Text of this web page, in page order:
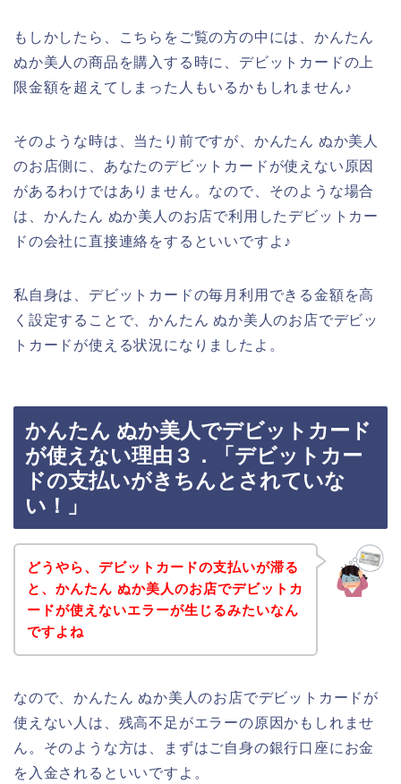
もしかしたら、こちらをご覧の方の中には、かんたん
ぬか美人の商品を購入する時に、デビットカードの上
限金額を超えてしまった人もいるかもしれません♪
そのような時は、当たり前ですが、かんたん ぬか美人
のお店側に、あなたのデビットカードが使えない原因
があるわけではありません。なので、そのような場合
は、かんたん ぬか美人のお店で利用したデビットカー
ドの会社に直接連絡をするといいですよ♪
私自身は、デビットカードの毎月利用できる金額を高
く設定することで、かんたん ぬか美人のお店でデビッ
トカードが使える状況になりましたよ。
かんたん ぬか美人でデビットカード
が使えない理由３．「デビットカー
ドの支払いがきちんとされていな
い！」
どうやら、デビットカードの支払いが滞る
と、かんたん ぬか美人のお店でデビットカ
ードが使えないエラーが生じるみたいなん
ですよね
なので、かんたん ぬか美人のお店でデビットカードが
使えない人は、残高不足がエラーの原因かもしれませ
ん。そのような方は、まずはご自身の銀行口座にお金
を入金されるといいですよ。